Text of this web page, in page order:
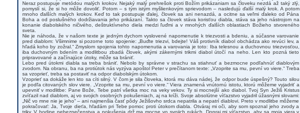
Neraz postupuje metódou malých krokov. Nejaký malý prehrešok proti Božím prikázaniam sa človeku nezdá až taký zlý,
pomyslí si, že si ho môže dovoliť. Potom – s tým istým myšlienkovým sprievodom – nasledujú ďalší malý krok. A potom
mnoho ďalších malých krokov. Keď to tak postupuje ďalej, človek sa ani nenazdá, a ocitne sa veľmi ďaleko od Pána
Boha a od poslušného dodržiavania jeho prikázaní. Takto sa človek stáva korisťou diabla, stáva sa jeho nástrojom na
konanie diabolského ničivého, deštruktívneho diela medzi ľuďmi a v mnohých ďalších oblastiach Božieho stvoreného
sveta.
Nie je náhoda, že v našom texte je jedným dychom vyslovené napomenutie k triezvosti a bdeniu, a súčasne varovanie
pred diablom: Všimnime si pozorne toto spojenie: „Buďte triezvi, bdejte! Váš protivník diabol obchádza ako revúci lev, a
hľadá koho by zožral.“ Zmyslom spojenia tohto napomenutia a varovania je toto: Iba telesnou a duchovnou triezvosťou,
iba duchovným bdením a modlitbou zbadá človek, akými zákernými trikmi diabol útočí na neho. Len kto pozná tieto
pripravované a začínajúce útoky, môže sa brániť.
Lebo pred útokmi diabla sa treba brániť. Nebolo by správne v strachu sa stiahnuť a bezmocne podľahnúť diablovým
zvodom. Na obranu, ba na protiútok nás vyzýva apoštol Peter v prečítanom texte: „Vzoprite sa mu, pevní vo viere.“ Treba
sa vzoprieť, treba sa postaviť na odpor diabolským útokom.
Vzoprieť sa dokáže len kto sa cíti silný. V čom je sila človeka, ktorá mu dáva nádej, že odpor bude úspešný? Touto silou
je podľa citovaných slov viere. „Vzoprite sa mu, pevní vo viere.“ Viera znamená vnútornú istotu, ktorú môžeme vyjadriť a
upevniť v modlitbe: Pane Bože, Tebe patrí všetka moc na veky vekov. Ty si mocnejší ako diabol. Tvoj Syn Ježiš Kristus
zvíťazil nad diablom, aj vo svojich osobných pokušeniach, aj na kríži. Svoje absolútne víťazstvo vyjadril úžasnými slovami:
„Nič vo mne nie je jeho“ – ani najmenšia časť pôdy Ježišovho srdca nepatrila a nepatrí diablovi. Preto v modlitbe môžeme
pokračovať: Ja, Tvoje dieťa, hľadám pri Tebe pomoc proti útokom diabla. Otváraj mi oči, aby som spoznal jeho zvody a
triky. V hodine nebezpečenstva a pokušenia drž ma mocne vo svojich rukách. Dopraj mi víťazstvo, aby sa moja viera v